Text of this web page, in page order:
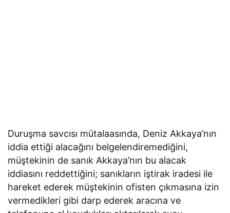
Duruşma savcısı mütalaasında, Deniz Akkaya’nın
iddia ettiği alacağını belgelendiremediğini,
müştekinin de sanık Akkaya’nın bu alacak
iddiasını reddettiğini; sanıkların iştirak iradesi ile
hareket ederek müştekinin ofisten çıkmasına izin
vermedikleri gibi darp ederek aracına ve